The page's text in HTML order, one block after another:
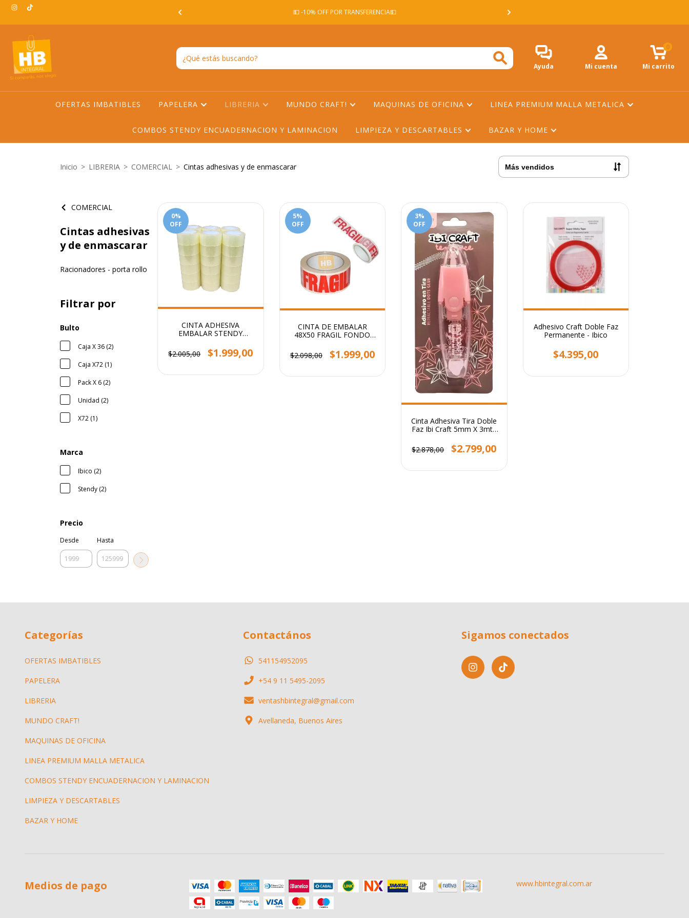
EN TODO AMBA -ENVIO GRATIS EN AMBA A PARTIR DE
💵 -10% OFF POR TRANSFERENCIA💵
Ayuda Mi cuenta Mi carrito
0
OFERTAS IMBATIBLES PAPELERA LIBRERIA MUNDO CRAFT! MAQUINAS DE OFICINA LINEA PREMIUM MALLA METALICA
COMBOS STENDY ENCUADERNACION Y LAMINACION LIMPIEZA Y DESCARTABLES BAZAR Y HOME
Inicio > LIBRERIA > COMERCIAL > Cintas adhesivas y de enmascarar
COMERCIAL
Cintas adhesivas
y de enmascarar
Racionadores - porta rollo
Filtrar por
Bulto
Caja X 36 (2)
Caja X72 (1)
Pack X 6 (2)
Unidad (2)
X72 (1)
Marca
Ibico (2)
Stendy (2)
Precio
Desde Hasta
0%
OFF
CINTA ADHESIVA
EMBALAR STENDY
$2.005,00
$1.999,00
5%
OFF
CINTA DE EMBALAR
48X50 FRAGIL FONDO
$2.098,00
$1.999,00
3%
OFF
Cinta Adhesiva Tira Doble
Faz Ibi Craft 5mm X 3mts
$2.878,00
$2.799,00
Adhesivo Craft Doble Faz
Permanente - Ibico
$4.395,00
Categorías
OFERTAS IMBATIBLES
PAPELERA
LIBRERIA
MUNDO CRAFT!
MAQUINAS DE OFICINA
LINEA PREMIUM MALLA METALICA
COMBOS STENDY ENCUADERNACION Y LAMINACION
LIMPIEZA Y DESCARTABLES
BAZAR Y HOME
Contactános
541154952095
+54 9 11 5495-2095
ventashbintegral@gmail.com
Avellaneda, Buenos Aires
Sigamos conectados
Medios de pago www.hbintegral.com.ar